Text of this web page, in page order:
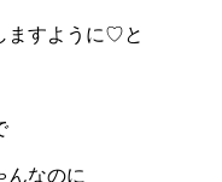
ますように♡と
んなのに